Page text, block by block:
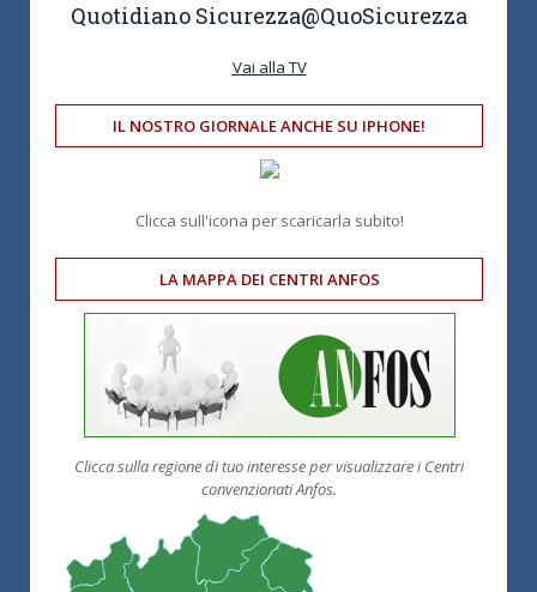
Quotidiano Sicurezza@QuoSicurezza
Vai alla TV
IL NOSTRO GIORNALE ANCHE SU IPHONE!
Clicca sull'icona per scaricarla subito!
LA MAPPA DEI CENTRI ANFOS
Clicca sulla regione di tuo interesse per visualizzare i Centri
convenzionati Anfos.